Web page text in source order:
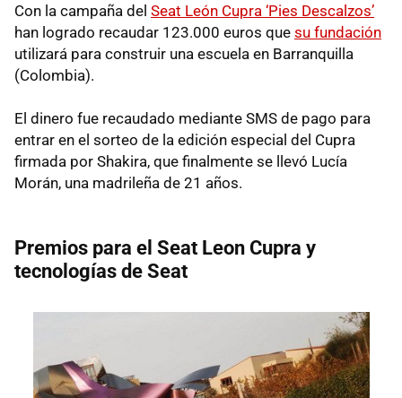
Con la campaña del Seat León Cupra ‘Pies Descalzos’
han logrado recaudar 123.000 euros que su fundación
utilizará para construir una escuela en Barranquilla
(Colombia).
El dinero fue recaudado mediante SMS de pago para
entrar en el sorteo de la edición especial del Cupra
firmada por Shakira, que finalmente se llevó Lucía
Morán, una madrileña de 21 años.
Premios para el Seat Leon Cupra y
tecnologías de Seat